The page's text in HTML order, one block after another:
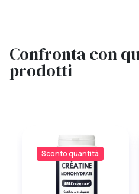
Confronta con
prodotti
Sconto quantità